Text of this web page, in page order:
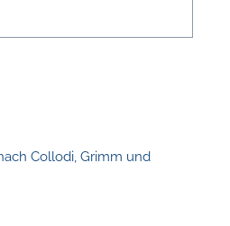
Collodi, Grimm und